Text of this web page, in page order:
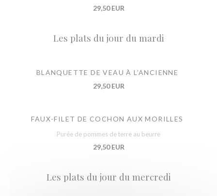
29,50 EUR
Les plats du jour du mardi
BLANQUETTE DE VEAU À L’ANCIENNE
29,50 EUR
FAUX-FILET DE COCHON AUX MORILLES
Purée de pommes de terre au beurre
29,50 EUR
Les plats du jour du mercredi